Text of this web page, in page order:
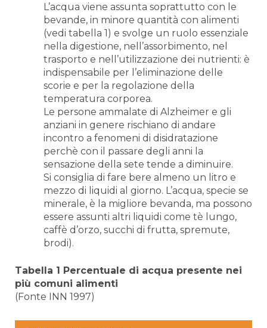
L’acqua viene assunta soprattutto con le
bevande, in minore quantità con alimenti
(vedi tabella 1) e svolge un ruolo essenziale
nella digestione, nell’assorbimento, nel
trasporto e nell’utilizzazione dei nutrienti: è
indispensabile per l’eliminazione delle
scorie e per la regolazione della
temperatura corporea.
Le persone ammalate di Alzheimer e gli
anziani in genere rischiano di andare
incontro a fenomeni di disidratazione
perchè con il passare degli anni la
sensazione della sete tende a diminuire.
Si consiglia di fare bere almeno un litro e
mezzo di liquidi al giorno. L’acqua, specie se
minerale, è la migliore bevanda, ma possono
essere assunti altri liquidi come tè lungo,
caffè d’orzo, succhi di frutta, spremute,
brodi).
Tabella 1 Percentuale di acqua presente nei
più comuni alimenti
(Fonte INN 1997)